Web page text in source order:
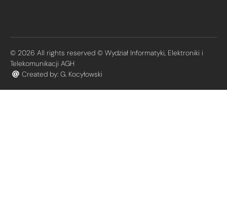
© 2026 All rights reserved © Wydział Informatyki, Elektroniki i
Telekomunikacji AGH
Created by: G. Kocyłowski